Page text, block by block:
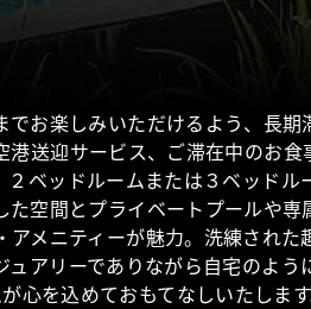
お楽しみいただけるよう、長期
送迎サービス、ご滞在中のお食
ベッドルームまたは３ベッドル
空間とプライベートプールや専
アメニティーが魅力。洗練された
アリーでありながら自宅のよう
心を込めておもてなしいたします